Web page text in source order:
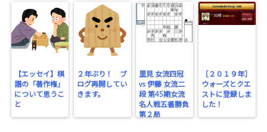
【エッセイ】棋
譜の「著作権」
について思うこ
と
２年ぶり！ ブ
ログ再開してい
きます。
里見 女流四冠
vs 伊藤 女流二
段 第45期女流
名人戦五番勝負
第２局
［２０１９年］
ウォーズとクエ
ストに登録しま
した！